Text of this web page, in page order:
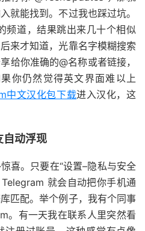
就能找到。不过我也踩过坑。
频道，结果跳出来几十个相似
来才知道，光靠名字模糊搜索
给你准确的@名称或者链接，
你仍然觉得英文界面难以上
中文汉化包下载进入汉化，这
自动浮现
喜。只要在“设置–隐私与安全
就会自动把你手机通
匹配。举个例子，我有个同事
。有一天我在联系人里突然看